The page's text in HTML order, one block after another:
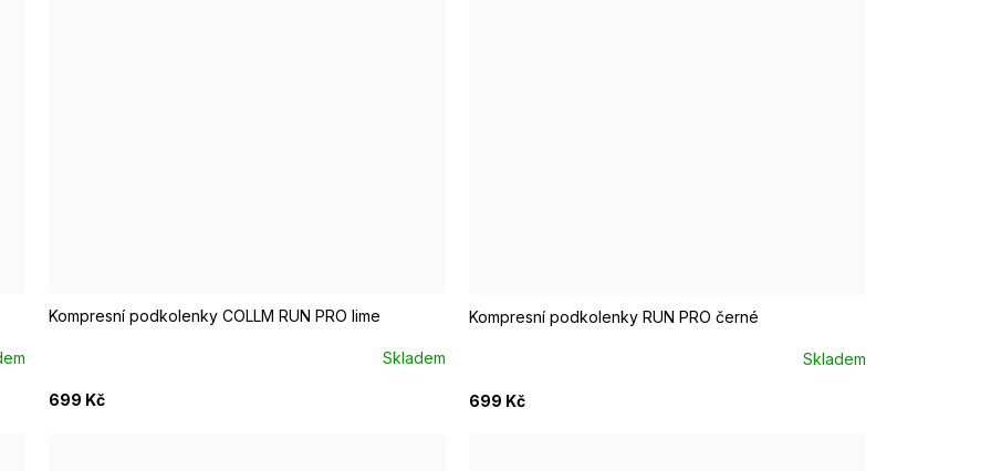
Kompresní podkolenky COLLM RUN PRO lime
Skladem
699 Kč
Kompresní podkolenky RUN PRO černé
Skladem
699 Kč